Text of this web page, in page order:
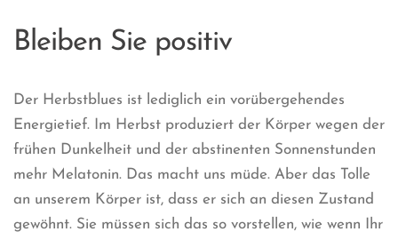
Bleiben Sie positiv
Der Herbstblues ist lediglich ein vorübergehendes
Energietief. Im Herbst produziert der Körper wegen der
frühen Dunkelheit und der abstinenten Sonnenstunden
mehr Melatonin. Das macht uns müde. Aber das Tolle
an unserem Körper ist, dass er sich an diesen Zustand
gewöhnt. Sie müssen sich das so vorstellen, wie wenn Ihr